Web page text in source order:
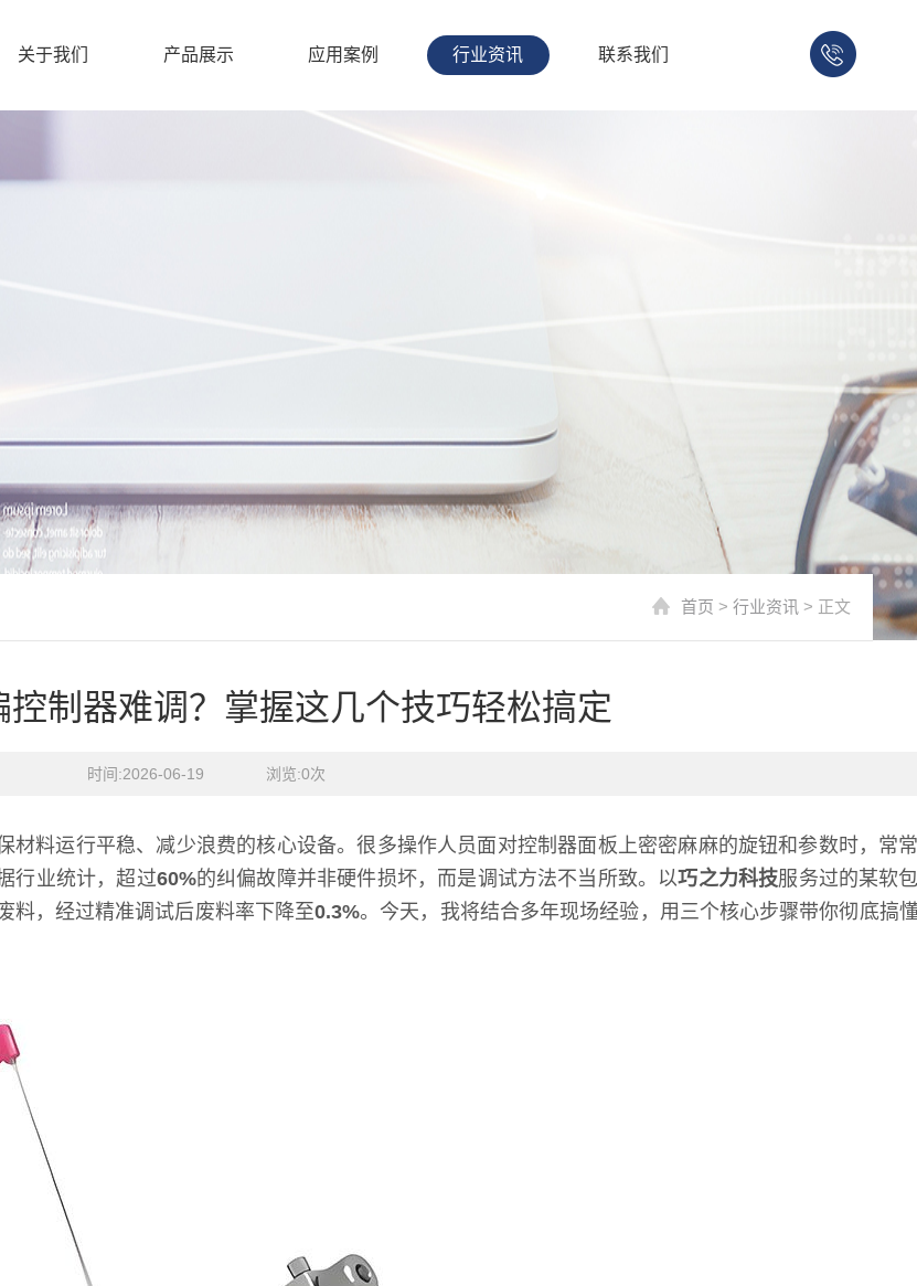
关于我们 产品展示 应用案例 行业资讯 联系我们
首页 > 行业资讯 > 正文
控制器难调？掌握这几个技巧轻松搞定
时间:2026-06-19    浏览:0次
料运行平稳、减少浪费的核心设备。很多操作人员面对控制器面板上密密麻麻的旋钮和参数时，常
行业统计，超过60%的纠偏故障并非硬件损坏，而是调试方法不当所致。以巧之力科技服务过的某软
料，经过精准调试后废料率下降至0.3%。今天，我将结合多年现场经验，用三个核心步骤带你彻底搞